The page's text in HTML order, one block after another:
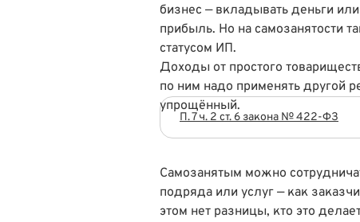
бизнес — вкладывать деньги
прибыль. Но на самозанятости
статусом ИП.
Доходы от простого
по ним надо применять другой
упрощённый.
П. 7 ч. 2 ст. 6 закона № 422-ФЗ
Самозанятым можно
подряда или услуг — как
этом нет разницы, кто это